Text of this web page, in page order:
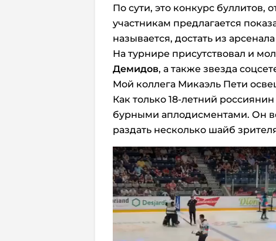
По сути, это конкурс
участникам предлагается
называется, достать из
На турнире присутствовал и
Демидов, а также звезда
Мой коллега Микаэль Пети
Как только 18-летний
бурными аплодисментами. Он
раздать несколько шайб